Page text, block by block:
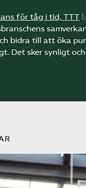
för tåg i tid, TTT
bidra till att öka
Det sker synligt